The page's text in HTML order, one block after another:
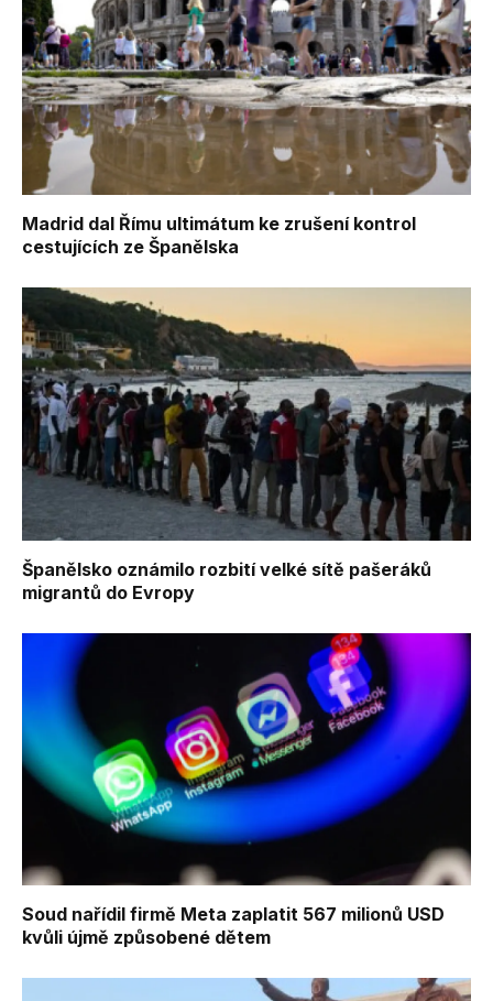
Madrid dal Římu ultimátum ke zrušení kontrol
cestujících ze Španělska
Španělsko oznámilo rozbití velké sítě pašeráků
migrantů do Evropy
Soud nařídil firmě Meta zaplatit 567 milionů USD
kvůli újmě způsobené dětem